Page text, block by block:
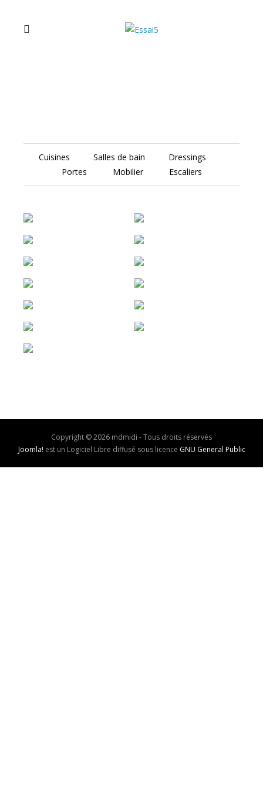
Cuisines Salles de bain
Dressings
Portes
Mobilier Escaliers
Copyright © 2026 mdmidi - Tous droits réservés
Joomla! est un Logiciel Libre diffusé sous licence GNU General Public